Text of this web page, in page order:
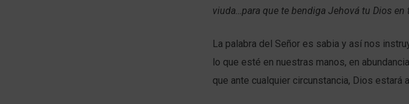
viuda…para que te bendiga Jehová tu Dios en
La palabra del Señor es sabia y así nos
lo que esté en nuestras manos, en
que ante cualquier circunstancia, Dios